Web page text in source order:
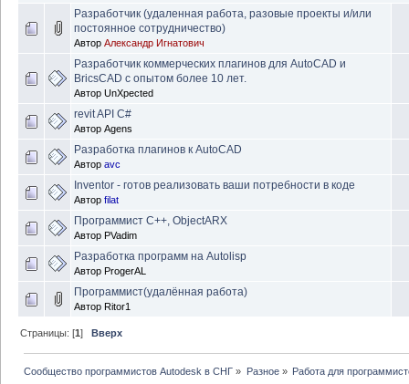
Разработчик (удаленная работа, разовые проекты и/или
постоянное сотрудничество)
Автор Александр Игнатович
Разработчик коммерческих плагинов для AutoCAD и
BricsCAD с опытом более 10 лет.
Автор UnXpected
revit API C#
Автор Agens
Разработка плагинов к AutoCAD
Автор avc
Inventor - готов реализовать ваши потребности в коде
Автор filat
Программист С++, ObjectARX
Автор PVadim
Разработка программ на Autolisp
Автор ProgerAL
Программист(удалённая работа)
Автор Ritor1
Страницы: [1]Вверх
Сообщество программистов Autodesk в СНГ » Разное» Работа для